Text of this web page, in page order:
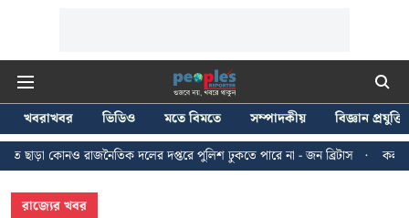
খবরাখবর ভিডিও মতে বিমতে সম্পাদকীয়
বিজ্ঞান প্রযুক্তি
দলের দপ্তরে পুলিশ ঢুকতে পারে না - জন ব্রিটাস
কলকাতায় ২৪ জুলাইয়ের
রাজ্যের খবর